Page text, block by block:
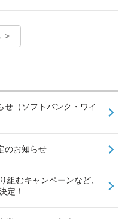
せ（ソフトバンク・ワイ
のお知らせ
組むキャンペーンなど、
定！